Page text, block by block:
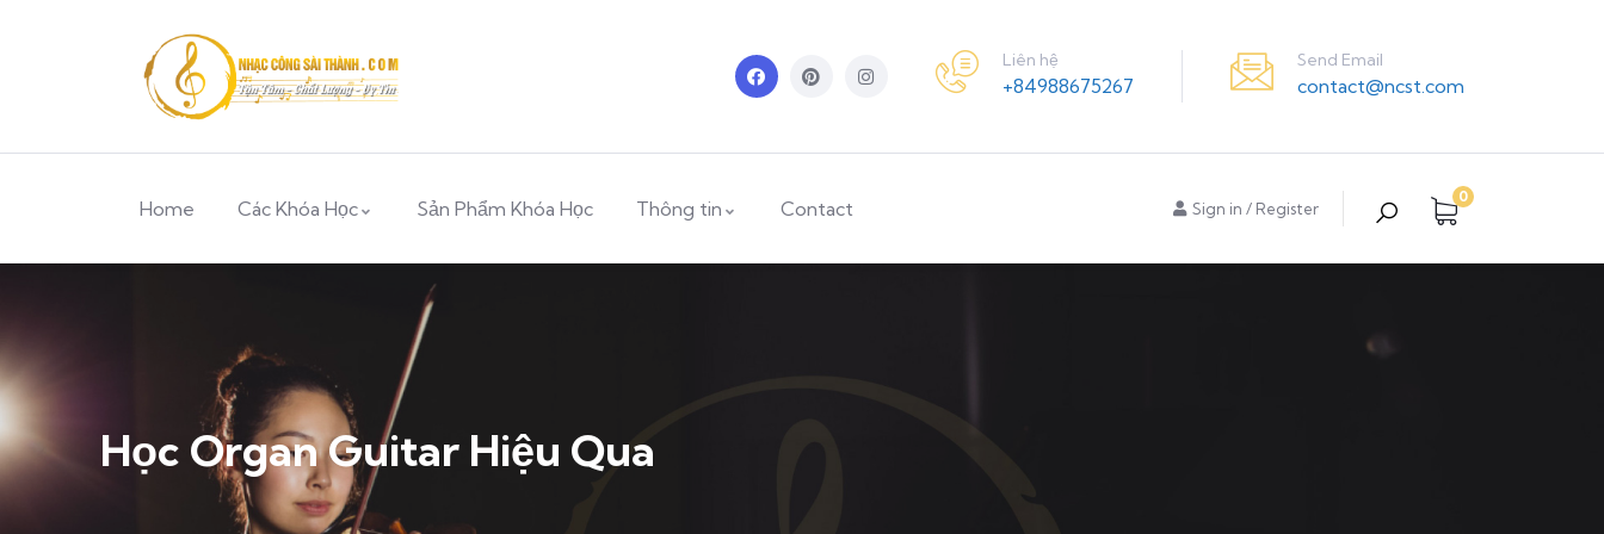
Liên hệ
+84988675267
Send Email
contact@ncst.com
Home Các Khóa Học Sản Phẩm Khóa Học Thông tin Contact Sign in / Register
0
Học Organ Guitar Hiệu Qua